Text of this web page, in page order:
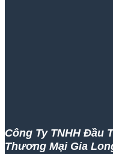
Công Ty TNHH Đầu
Thương Mại Gia